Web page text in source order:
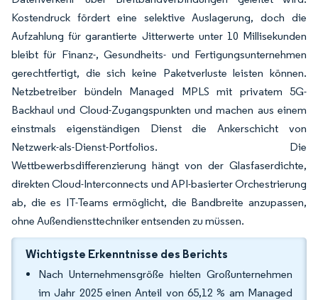
Kostendruck fördert eine selektive Auslagerung, doch die
Aufzahlung für garantierte Jitterwerte unter 10 Millisekunden
bleibt für Finanz-, Gesundheits- und Fertigungsunternehmen
gerechtfertigt, die sich keine Paketverluste leisten können.
Netzbetreiber bündeln Managed MPLS mit privatem 5G-
Backhaul und Cloud-Zugangspunkten und machen aus einem
einstmals eigenständigen Dienst die Ankerschicht von
Netzwerk-als-Dienst-Portfolios. Die
Wettbewerbsdifferenzierung hängt von der Glasfaserdichte,
direkten Cloud-Interconnects und API-basierter Orchestrierung
ab, die es IT-Teams ermöglicht, die Bandbreite anzupassen,
ohne Außendiensttechniker entsenden zu müssen.
Wichtigste Erkenntnisse des Berichts
Nach Unternehmensgröße hielten Großunternehmen
im Jahr 2025 einen Anteil von 65,12 % am Managed